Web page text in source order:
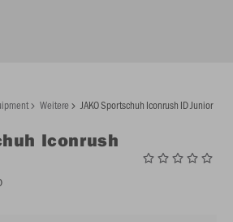
Weitere JAKO Sportschuh Iconrush ID Junior
Iconrush